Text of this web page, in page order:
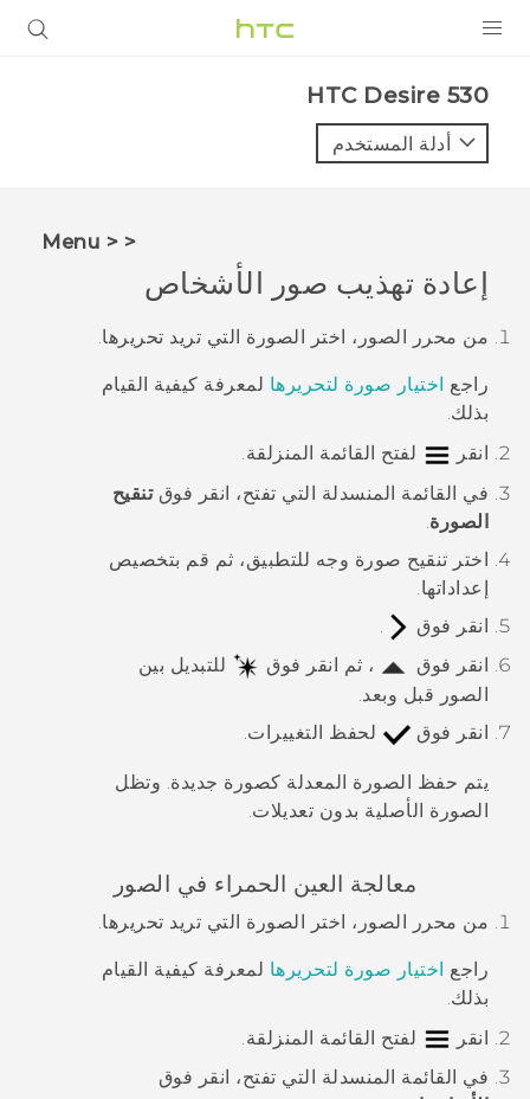
VIVE
VIVERSE
البرامج + التطبيقات
الدعم
أجهزة HTC والملحقات
HTC Desire 530‎
أدلة المستخدم
< < Menu
إعادة تهذيب صور الأشخاص
من محرر الصور ، اختر الصورة التي تريد تحريرها.
راجع اختيار صورة لتحريرها لمعرفة كيفية القيام
بذلك.
انقر
لفتح القائمة المنزلقة.
في القائمة المنسدلة التي تفتح، انقر فوقتنقيح
الصورة
اختر تنقيح صورة وجه للتطبيق، ثم قم بتخصيص
إعداداتها.
انقر فوق
انقر فوق
، ثم انقر فوق
للتبديل بين
الصور قبل وبعد.
انقر فوق
لحفظ التغييرات.
يتم حفظ الصورة المعدلة كصورة جديدة. وتظل
الصورة الأصلية بدون تعديلات.
معالجة العين الحمراء في الصور
من محرر الصور ، اختر الصورة التي تريد تحريرها.
راجع اختيار صورة لتحريرها لمعرفة كيفية القيام
بذلك.
انقر
لفتح القائمة المنزلقة.
في القائمة المنسدلة التي تفتح، انقر فوق